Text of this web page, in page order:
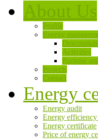
About Us
Profile
Energy
Activities
Purpose
Projects
Contact
Energy
Energy audit
Energy efficiency
Energy certificate
Price of energy